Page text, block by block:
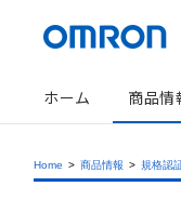
ホーム 商品情
Home > 商品情報 > 規格認